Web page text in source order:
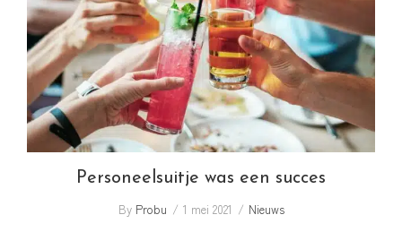
Personeelsuitje was een succes
Personeelsuitje was een succes
By Probu 1 mei 2021 Nieuws